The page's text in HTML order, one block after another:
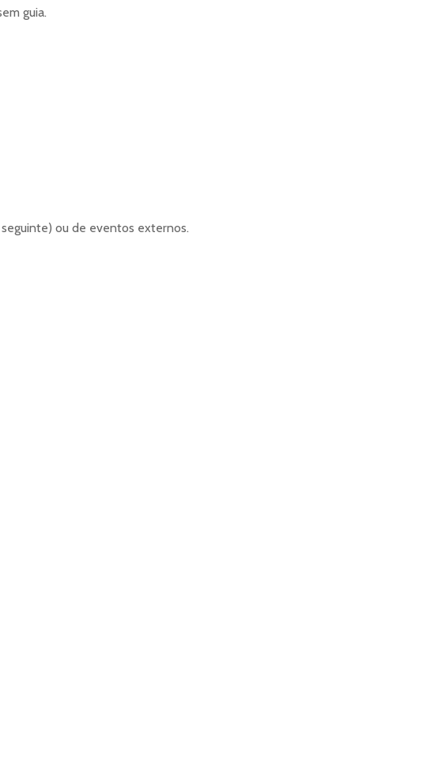
guia.
ou de eventos externos.